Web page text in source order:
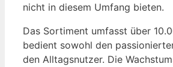
nicht in diesem Umfang bieten.
Das Sortiment umfasst über
bedient sowohl den
den Alltagsnutzer. Die